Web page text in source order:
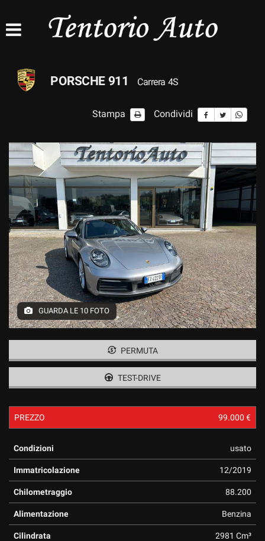
LISTA VEICOLI
CONTATTI
PORSCHE 911 Carrera 4S
Stampa Condividi
GUARDA LE 10 FOTO
PERMUTA
TEST-DRIVE
PREZZO 99.000 €
Condizioni usato
Immatricolazione 12/2019
Chilometraggio 88.200
Alimentazione Benzina
Cilindrata 2981 Cm³